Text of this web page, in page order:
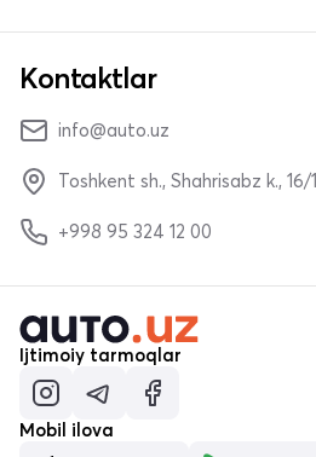
Kontaktlar
info@auto.uz
Toshkent sh., Shahrisabz k., 16/1
+998 95 324 12 00
Ijtimoiy tarmoqlar
Mobil ilova